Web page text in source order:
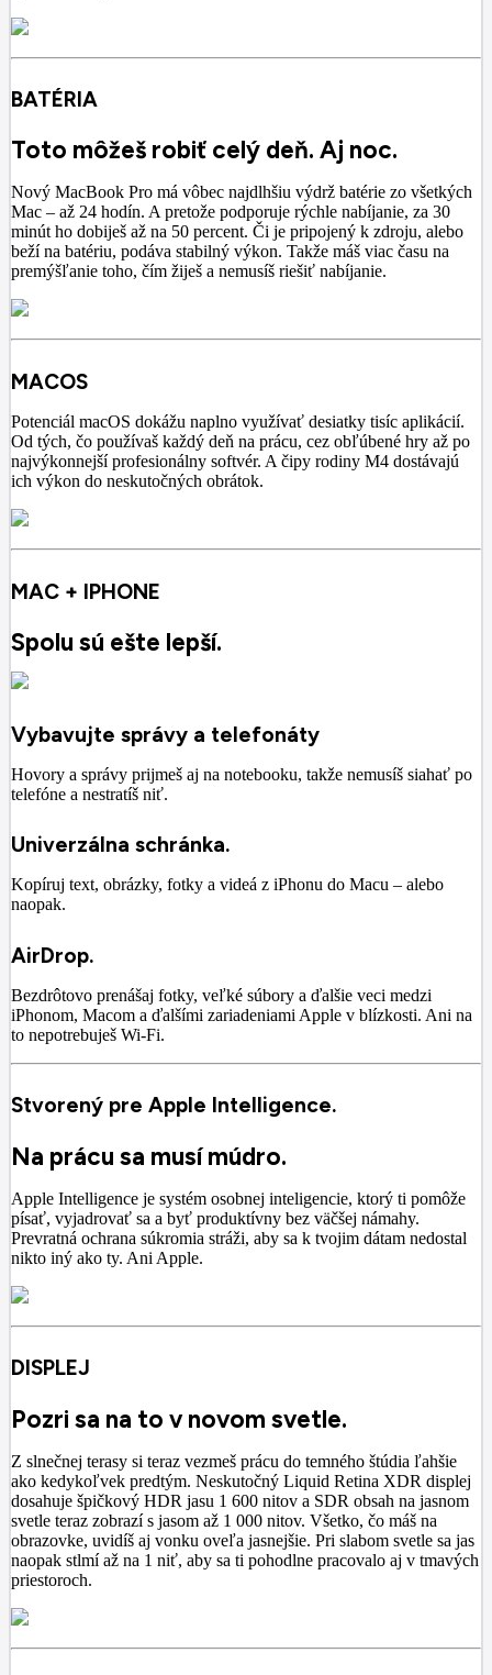
BATÉRIA
Toto môžeš robiť celý deň. Aj noc.
Nový MacBook Pro má vôbec najdlhšiu výdrž batérie zo všetkých
Mac – až 24 hodín. A pretože podporuje rýchle nabíjanie, za 30
minút ho dobiješ až na 50 percent. Či je pripojený k zdroju, alebo
beží na batériu, podáva stabilný výkon. Takže máš viac času na
premýšľanie toho, čím žiješ a nemusíš riešiť nabíjanie.
MACOS
Potenciál macOS dokážu naplno využívať desiatky tisíc aplikácií.
Od tých, čo používaš každý deň na prácu, cez obľúbené hry až po
najvýkonnejší profesionálny softvér. A čipy rodiny M4 dostávajú
ich výkon do neskutočných obrátok.
MAC + IPHONE
Spolu sú ešte lepší.
Vybavujte správy a telefonáty
Hovory a správy prijmeš aj na notebooku, takže nemusíš siahať po
telefóne a nestratíš niť.
Univerzálna schránka.
Kopíruj text, obrázky, fotky a videá z iPhonu do Macu – alebo
naopak.
AirDrop.
Bezdrôtovo prenášaj fotky, veľké súbory a ďalšie veci medzi
iPhonom, Macom a ďalšími zariadeniami Apple v blízkosti. Ani na
to nepotrebuješ Wi-Fi.
Stvorený pre Apple Intelligence.
Na prácu sa musí múdro.
Apple Intelligence je systém osobnej inteligencie, ktorý ti pomôže
písať, vyjadrovať sa a byť produktívny bez väčšej námahy.
Prevratná ochrana súkromia stráži, aby sa k tvojim dátam nedostal
nikto iný ako ty. Ani Apple.
DISPLEJ
Pozri sa na to v novom svetle.
Z slnečnej terasy si teraz vezmeš prácu do temného štúdia ľahšie
ako kedykoľvek predtým. Neskutočný Liquid Retina XDR displej
dosahuje špičkový HDR jasu 1 600 nitov a SDR obsah na jasnom
svetle teraz zobrazí s jasom až 1 000 nitov. Všetko, čo máš na
obrazovke, uvidíš aj vonku oveľa jasnejšie. Pri slabom svetle sa jas
naopak stlmí až na 1 niť, aby sa ti pohodlne pracovalo aj v tmavých
priestoroch.